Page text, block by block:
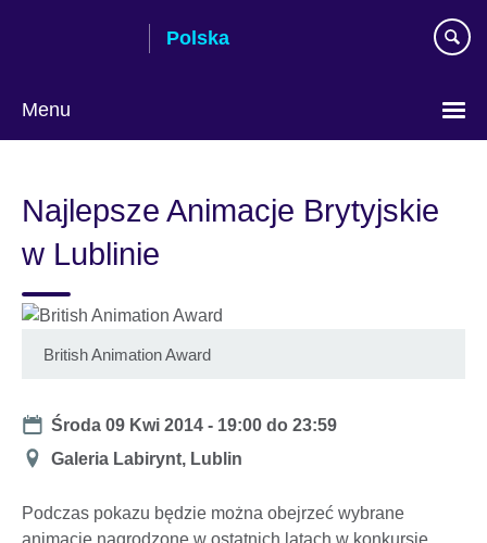
Polska
Menu
Najlepsze Animacje Brytyjskie
w Lublinie
British Animation Award
Date
Środa 09 Kwi 2014 - 19:00 do23:59
Miejsce
Galeria Labirynt, Lublin
Podczas pokazu będzie można obejrzeć wybrane